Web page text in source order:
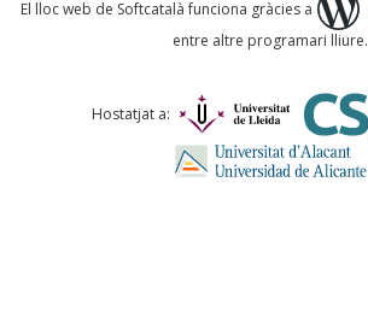
Comentari *
El lloc web de Softcatalà funciona gràcies a
entre altre programari lliure.
Hostatjat a: